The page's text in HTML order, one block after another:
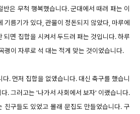
반은 무척 행복했습니다. 군대에서 때려 패는 이
기름기가 있다, 관물이 정돈되지 않았다, 마루에
되면 집합을 시켜서 두드려 패는 것입니다. 하루
괭이 자루로 석 대는 적게 맞는 것이었습니다.
. 먼저 집합을 없앴습니다. 대신 축구를 했습니
. 그러고는 '나가서 사회에서 보자' 이랬습니다.
친구들도 있었고 몰래 문집도 만들었습니다. 구